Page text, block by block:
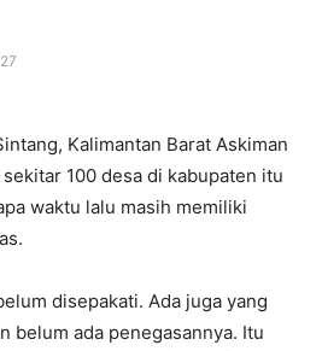
Kalimantan Barat Askiman
100 desa di kabupaten itu
waktu lalu masih memiliki
disepakati. Ada juga yang
belum ada penegasannya. Itu